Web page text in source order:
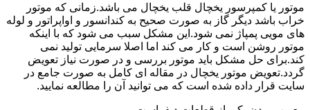
موتور یا کمپرسور یخچال قلب یخچال می باشد.زمانی که موتور
خراب باشد دیگر گاز به صورت صحیح به کندانسور و اواپراتور و لوله
های مویی پمپاژ نمی شود.این مشکل سبب می شود که با اینکه
موتور روشن است و کار می کند اما اصلا سرمایی تولید نمی
کند.برای حل مشکل باید موتور بررسی و در صورت نیاز تعویض
گردد.تعویض موتور یخچال در مقاله ای کامل به صورت جامع در
سایت قرار داده شده است که می توانید آن را مطالعه نمایید.